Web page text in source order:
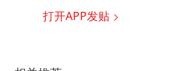
打开APP发贴